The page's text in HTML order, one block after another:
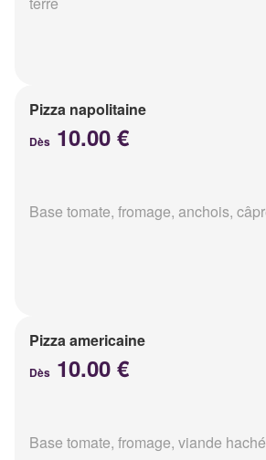
Pizza napolitaine
Dès 10.00 €
Base tomate, fromage, anchois,
Pizza americaine
Dès 10.00 €
Base tomate, fromage, viande